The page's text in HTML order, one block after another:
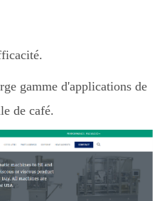
gamme d'applications de
de café.